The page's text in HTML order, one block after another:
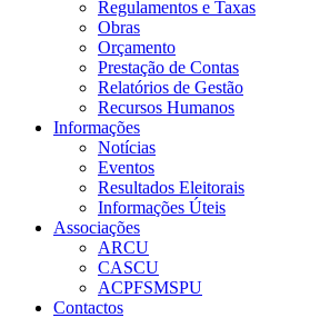
Regulamentos e Taxas
Obras
Orçamento
Prestação de Contas
Relatórios de Gestão
Recursos Humanos
Informações
Notícias
Eventos
Resultados Eleitorais
Informações Úteis
Associações
ARCU
CASCU
ACPFSMSPU
Contactos